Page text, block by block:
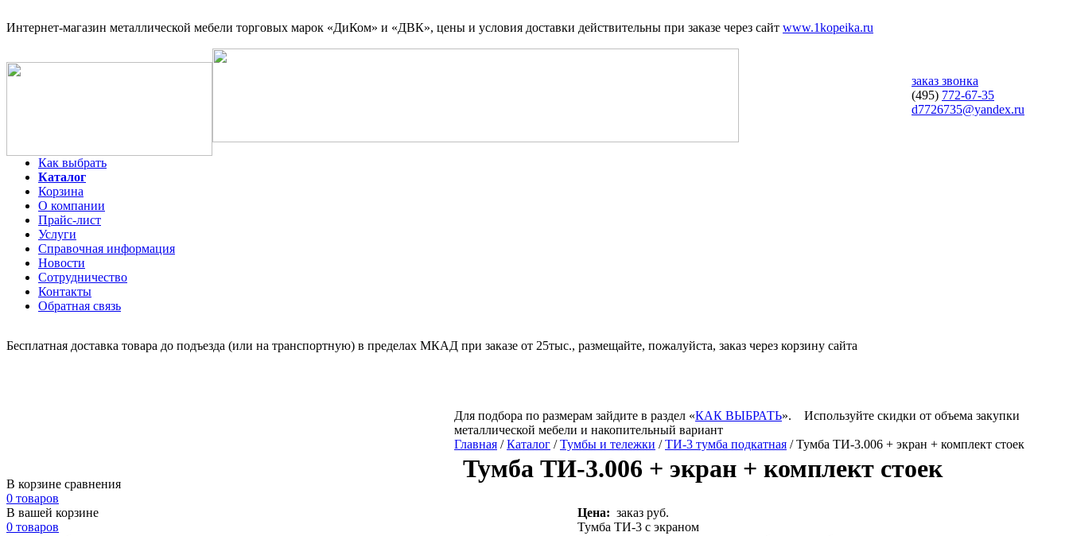
Интернет-магазин металлической мебели торговых марок «ДиКом» и «ДВК», цены и условия доставки действительны при заказе через сайт www.1kopeika.ru
заказ звонка
(495) 772-67-35
d7726735@yandex.ru
Как выбрать
Каталог
Корзина
О компании
Прайс-лист
Услуги
Справочная информация
Новости
Сотрудничество
Контакты
Обратная связь
Бесплатная доставка товара до подъезда (или на транспортную) в пределах МКАД при заказе от 25тыс., размещайте, пожалуйста, заказ через корзину сайта
В корзине сравнения
0 товаров
В вашей корзине
0 товаров
Для подбора по размерам зайдите в раздел «КАК ВЫБРАТЬ».
Используйте скидки от объема закупки
металлической мебели и накопительный вариант
Главная /Каталог /Тумбы и тележки /ТИ-3 тумба подкатная / Тумба ТИ-3.006 + экран + комплект стоек
Тумба ТИ-3.006 + экран + комплект стоек
Цена: заказ руб.
Тумба ТИ-3 c экраном